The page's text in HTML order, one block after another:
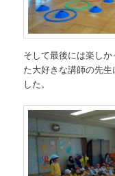
そして最後には楽し
た大好きな講師の先
した。